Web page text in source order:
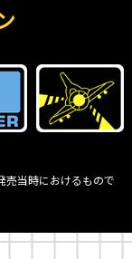
当時におけるもので